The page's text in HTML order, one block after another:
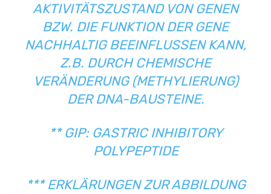
AKTIVITÄTSZUSTAND VON GENEN
BZW. DIE FUNKTION DER GENE
NACHHALTIG BEEINFLUSSEN KANN,
Z.B. DURCH CHEMISCHE
VERÄNDERUNG (METHYLIERUNG)
DER DNA-BAUSTEINE.
** GIP: GASTRIC INHIBITORY
POLYPEPTIDE
*** ERKLÄRUNGEN ZUR ABBILDUNG